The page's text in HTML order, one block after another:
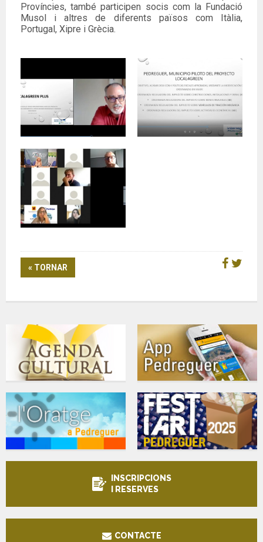
Províncies, també participen socis com la Fundació
Musol i altres de diferents països com Itàlia,
Portugal, Xipre i Grècia.
« TORNAR
INSCRIPCIONS
I RESERVES
CONTACTE